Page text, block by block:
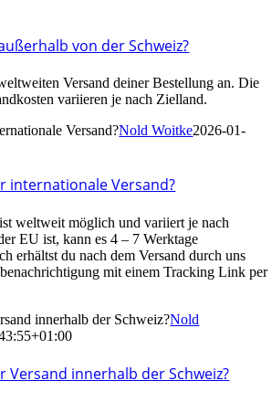
von der Schweiz?
Versand deiner Bestellung an. Die
variieren je nach Zielland.
Versand?Nold Woitke2026-01-
internationale Versand?
weltweit möglich und variiert je nach
EU ist, kann es 4 – 7 Werktage
erhältst du nach dem Versand durch uns
mit einem Tracking Link per
innerhalb der Schweiz?Nold
Versand innerhalb der Schweiz?